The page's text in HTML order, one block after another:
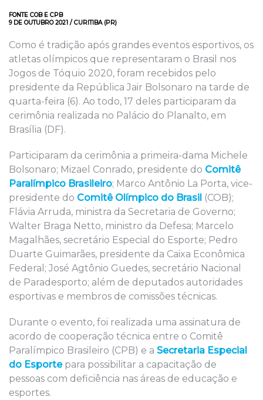
FONTE COB E CPB
9 DE OUTUBRO 2021 / CURITIBA (PR)
Como é tradição após grandes eventos esportivos, os
atletas olímpicos que representaram o Brasil nos
Jogos de Tóquio 2020, foram recebidos pelo
presidente da República Jair Bolsonaro na tarde de
quarta-feira (6). Ao todo, 17 deles participaram da
cerimônia realizada no Palácio do Planalto, em
Brasília (DF).
Participaram da cerimônia a primeira-dama Michele
Bolsonaro; Mizael Conrado, presidente do Comitê
Paralímpico Brasileiro; Marco Antônio La Porta, vice-
presidente do Comitê Olímpico do Brasil (COB);
Flávia Arruda, ministra da Secretaria de Governo;
Walter Braga Netto, ministro da Defesa; Marcelo
Magalhães, secretário Especial do Esporte; Pedro
Duarte Guimarães, presidente da Caixa Econômica
Federal; José Agtônio Guedes, secretário Nacional
de Paradesporto; além de deputados autoridades
esportivas e membros de comissões técnicas.
Durante o evento, foi realizada uma assinatura de
acordo de cooperação técnica entre o Comitê
Paralímpico Brasileiro (CPB) e a Secretaria Especial
do Esportepara possibilitar a capacitação de
pessoas com deficiência nas áreas de educação e
esportes.